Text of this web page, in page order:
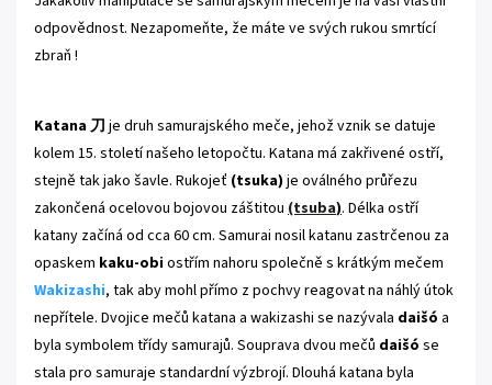
odpovědnost. Nezapomeňte, že máte ve svých rukou smrtící
zbraň !
Katana刀 je druh samurajského meče, jehož vznik se datuje
kolem 15. století našeho letopočtu. Katana má zakřivené ostří,
stejně tak jako šavle. Rukojeť (tsuka) je oválného průřezu
zakončená ocelovou bojovou záštitou (tsuba). Délka ostří
katany začíná od cca 60 cm. Samurai nosil katanu zastrčenou za
opaskem kaku-obiostřím nahoru společně s krátkým mečem
Wakizashi, tak aby mohl přímo z pochvy reagovat na náhlý útok
nepřítele. Dvojice mečů katana a wakizashi se nazývala daišó a
byla symbolem třídy samurajů. Souprava dvou mečů daišó se
stala pro samuraje standardní výzbrojí. Dlouhá katana byla